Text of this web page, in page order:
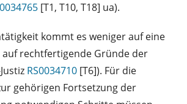
[T1, T10, T18] ua).
kommt es weniger auf eine
rechtfertigende Gründe der
RS0034710 [T6]). Für die
gehörigen Fortsetzung der